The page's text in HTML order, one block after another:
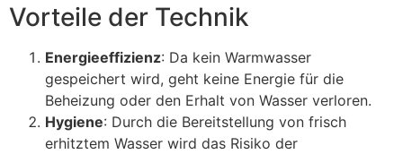
Vorteile der Technik
Energieeffizienz: Da kein Warmwasser
gespeichert wird, geht keine Energie für die
Beheizung oder den Erhalt von Wasser verloren.
Hygiene: Durch die Bereitstellung von frisch
erhitztem Wasser wird das Risiko der